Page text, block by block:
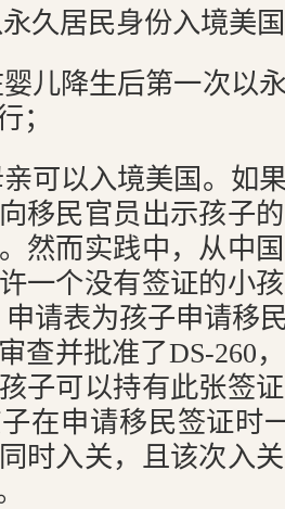
久居民身份入境美
儿降生后第一次以
；
可以入境美国。如
移民官员出示孩子
然而实践中，从中
一个没有签证的小
申请表为孩子申请移
查并批准了DS-260
子可以持有此张签
在申请移民签证时
时入关，且该次入